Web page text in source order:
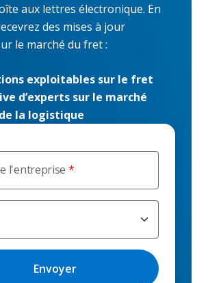
l'entreprise
aux lettres électronique. En
des mises à jour
le marché du fret :
exploitables sur le fret
d’experts sur le marché
la logistique